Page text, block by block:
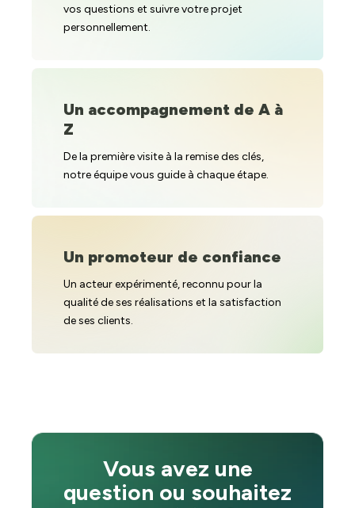
vos questions et suivre votre projet
personnellement.
Un accompagnement de A à
Z
De la première visite à la remise des clés,
notre équipe vous guide à chaque étape.
Un promoteur de confiance
Un acteur expérimenté, reconnu pour la
qualité de ses réalisations et la satisfaction
de ses clients.
Vous avez une
question ou souhaitez